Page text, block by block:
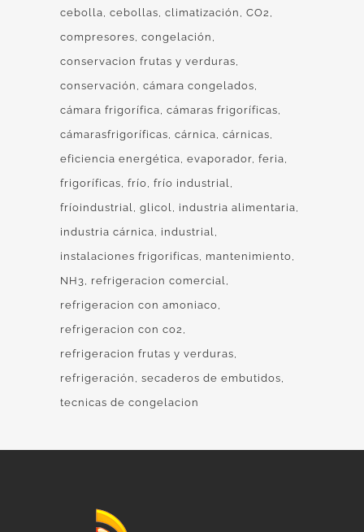
cebolla cebollas climatización
CO2
compresores congelación
conservacion frutas y verduras
conservación
cámara congelados
cámara frigorífica cámaras frigoríficas
cámarasfrigoríficas cárnica cárnicas
eficiencia energética evaporador feria
frigoríficas frío frío industrial
fríoindustrial
glicol
industria alimentaria
industria cárnica
industrial
instalaciones frigorificas
mantenimiento
NH3
refrigeracion comercial
refrigeracion con amoniaco
refrigeracion con co2
refrigeracion frutas y verduras
refrigeración
secaderos de embutidos
tecnicas de congelacion